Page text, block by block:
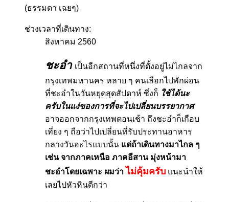
(ธรรมดา เฉยๆ)
ช่วงเวลาที่เดินทาง:
สิงหาคม 2560
ชะอำ เป็นอีกสถานที่หนึ่งที่ตั้งอยู่ไม่ไกลจาก
กรุงเทพมหานคร หลาย ๆ คนเลือกไปพักผ่อน
ที่ชะอำในวันหยุดสุดสัปดาห์ ซึ่งก็ ใช้ได้นะ
ครับในแง่ของการที่จะไปเปลี่ยนบรรยากาศ
อาจออกจากกรุงเทพตอนเช้า ถึงชะอำก็เกือบ
เที่ยง ๆ ถือว่าไปเปลี่ยนที่รับประทานอาหาร
กลางวันอะไรแบบนั้น แต่ถ้าเดินทางมาไกล ๆ
เช่น จากภาคเหนือ ภาคอีสาน มุ่งหน้ามา
ชะอำโดยเฉพาะ ผมว่า ไม่คุ้มครับ แนะนำให้
เลยไปหัวหินดีกว่า